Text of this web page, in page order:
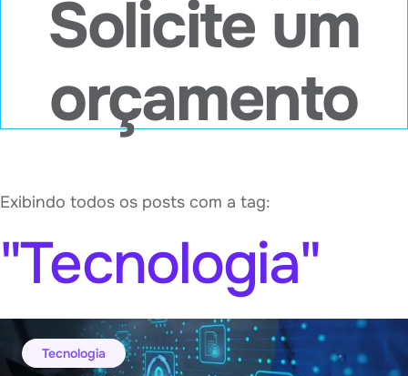
Solicite um
orçamento
Exibindo todos os posts com a tag:
"Tecnologia"
Tecnologia